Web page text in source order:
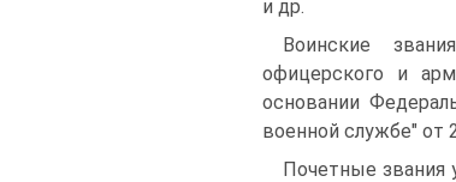
и др.
Воинские
офицерского и
основании
военной службе" от
Почетные звания